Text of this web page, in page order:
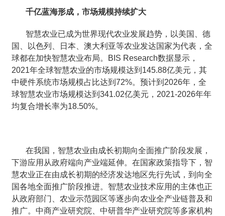
千亿蓝海形成，市场规模持续扩大
智慧农业已成为世界现代农业发展趋势，以美国、德
国、以色列、日本、澳大利亚等农业发达国家为代表，全
球都在加快智慧农业布局。BIS Research数据显示，
2021年全球智慧农业的市场规模达到145.88亿美元，其
中硬件系统市场规模占比达到72%。预计到2026年，全
球智慧农业市场规模达到341.02亿美元，2021-2026年年
均复合增长率为18.50%。
在我国，智慧农业由成长初期向全面推广阶段发展，
下游应用从政府端向产业端延伸。在国家政策指导下，智
慧农业正在由成长初期的经济发达地区先行先试，到向全
国各地全面推广阶段推进。智慧农业技术应用的主体也正
从政府部门、农业示范园区等逐步向农业全产业链普及和
推广。中商产业研究院、中研普华产业研究院等多家机构